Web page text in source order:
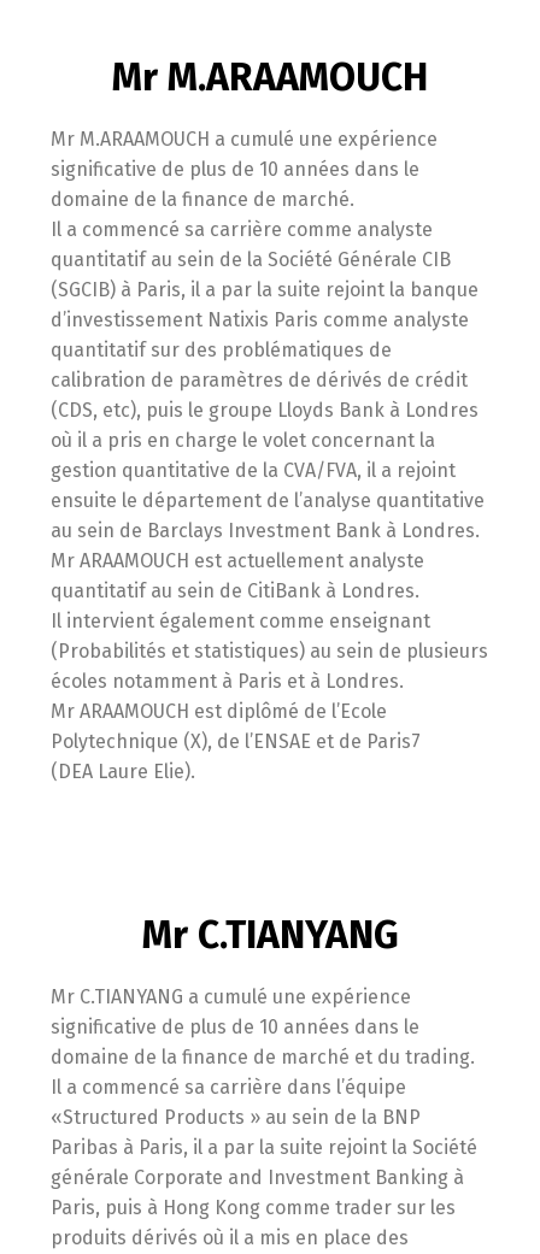
Mr M.ARAAMOUCH
Mr M.ARAAMOUCH a cumulé une expérience
significative de plus de 10 années dans le
domaine de la finance de marché.
Il a commencé sa carrière comme analyste
quantitatif au sein de la Société Générale CIB
(SGCIB) à Paris, il a par la suite rejoint la banque
d’investissement Natixis Paris comme analyste
quantitatif sur des problématiques de
calibration de paramètres de dérivés de crédit
(CDS, etc), puis le groupe Lloyds Bank à Londres
où il a pris en charge le volet concernant la
gestion quantitative de la CVA/FVA, il a rejoint
ensuite le département de l’analyse quantitative
au sein de Barclays Investment Bank à Londres.
Mr ARAAMOUCH est actuellement analyste
quantitatif au sein de CitiBank à Londres.
Il intervient également comme enseignant
(Probabilités et statistiques) au sein de plusieurs
écoles notamment à Paris et à Londres.
Mr ARAAMOUCH est diplômé de l’Ecole
Polytechnique (X), de l’ENSAE et de Paris7
(DEA Laure Elie).
Mr C.TIANYANG
Mr C.TIANYANG a cumulé une expérience
significative de plus de 10 années dans le
domaine de la finance de marché et du trading.
Il a commencé sa carrière dans l’équipe
«Structured Products » au sein de la BNP
Paribas à Paris, il a par la suite rejoint la Société
générale Corporate and Investment Banking à
Paris, puis à Hong Kong comme trader sur les
produits dérivés où il a mis en place des